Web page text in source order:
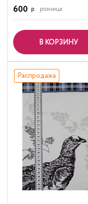
600 р. розница
В КОРЗИНУ
Распродажа